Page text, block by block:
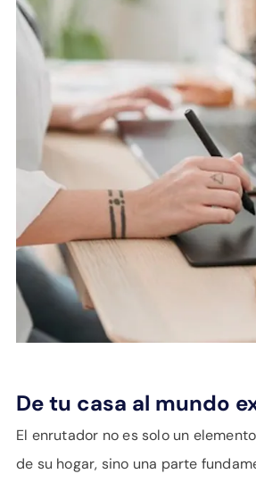
De tu casa al mundo
El enrutador no es solo un
de su hogar, sino una parte